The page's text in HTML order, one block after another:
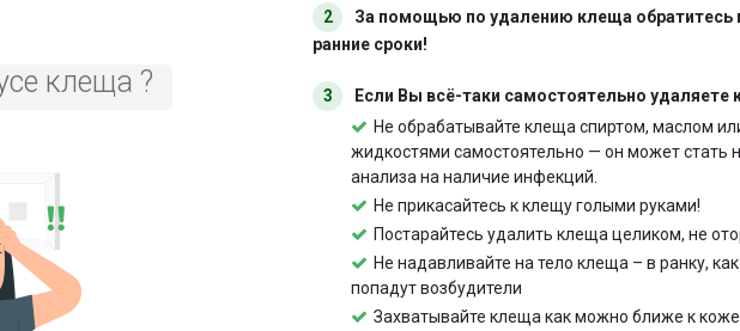
клеща ?
2
За помощью по удалению клеща обратитесь
ранние сроки!
3
Если Вы всё-таки самостоятельно удаляете
Не обрабатывайте клеща спиртом, маслом
жидкостями самостоятельно — он может стать
анализа на наличие инфекций.
Не прикасайтесь к клещу голыми руками!
Постарайтесь удалить клеща целиком, не
Не надавливайте на тело клеща – в ранку,
попадут возбудители
Захватывайте клеща как можно ближе к